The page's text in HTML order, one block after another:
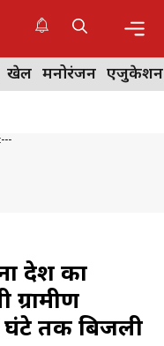
खेल मनोरंजन एजुकेशन
देश का
ग्रामीण
घंटे तक बिजली